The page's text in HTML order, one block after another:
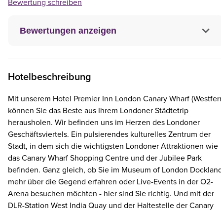
Bewertungen anzeigen
Bewertung schreiben
Hotelbeschreibung
Mit unserem Hotel Premier Inn London Canary Wharf
können Sie das Beste aus Ihrem Londoner Städtetrip
herausholen. Wir befinden uns im Herzen des Londoner
Geschäftsviertels. Ein pulsierendes kulturelles Zentrum der
Stadt, in dem sich die wichtigsten Londoner Attraktionen wie
das Canary Wharf Shopping Centre und der Jubilee Park
befinden. Ganz gleich, ob Sie im Museum of London
mehr über die Gegend erfahren oder Live-Events in der O2-
Arena besuchen möchten - hier sind Sie richtig. Und mit der
DLR-Station West India Quay und der Haltestelle der Canary